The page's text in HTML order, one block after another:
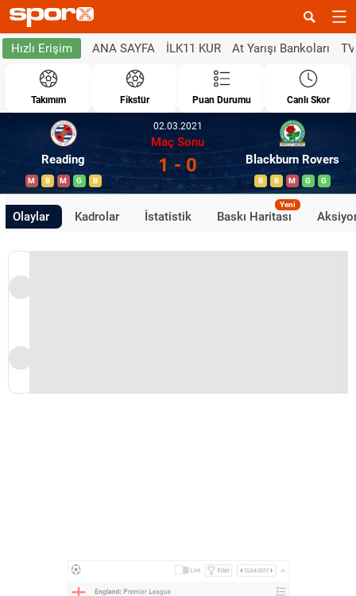
Hızlı Erişim ANA SAYFA İLK11 KUR At Yarışı Bankoları
Takımım Fikstür Puan Durumu Canlı Skor
Reading
M B M G B
02.03.2021
Maç Sonu
1 - 0 Blackburn Rovers
B B M G G
Olaylar Kadrolar İstatistik Baskı Haritası
Yeni